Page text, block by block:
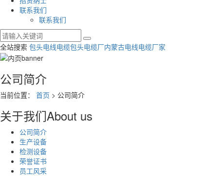
联系我们
联系我们
全站搜索 包头电线电缆包头电缆厂内蒙古电线电缆厂家
公司简介
当前位置： 首页 > 公司简介
关于我们About us
公司简介
生产设备
检测设备
荣誉证书
员工风采